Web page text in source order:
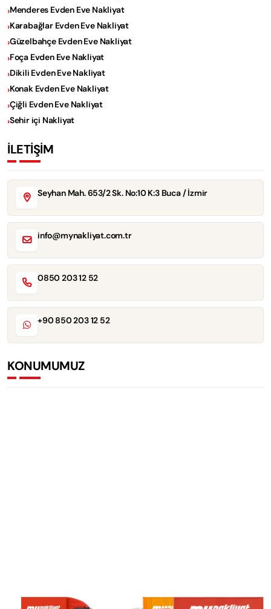
Menderes Evden Eve Nakliyat
Karabağlar Evden Eve Nakliyat
Güzelbahçe Evden Eve Nakliyat
Foça Evden Eve Nakliyat
Dikili Evden Eve Nakliyat
Konak Evden Eve Nakliyat
Çiğli Evden Eve Nakliyat
Sehir içi Nakliyat
İLETİŞİM
Seyhan Mah. 653/2 Sk. No:10 K:3 Buca / İzmir
info@mynakliyat.com.tr
0850 203 12 52
+90 850 203 12 52
KONUMUMUZ